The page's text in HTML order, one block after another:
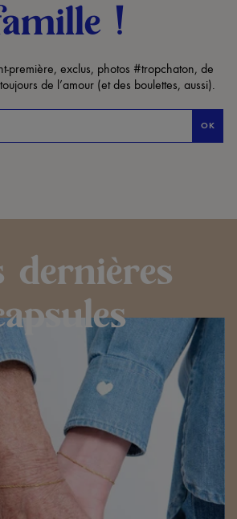
!
première, exclus, photos #tropchaton, de
de l’amour (et des boulettes, aussi).
OK
dernières